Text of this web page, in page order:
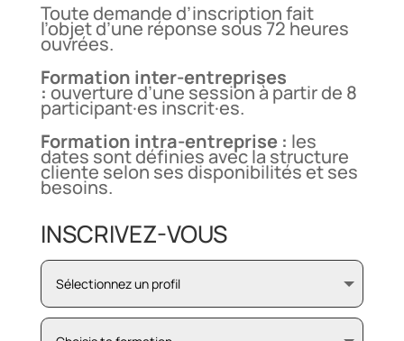
Toute demande d’inscription fait
l’objet d’une réponse sous 72 heures
ouvrées.
Formation inter-entreprises
: ouverture d’une session à partir de 8
participant·es inscrit·es.
Formation intra-entreprise : les
dates sont définies avec la structure
cliente selon ses disponibilités et ses
besoins.
INSCRIVEZ-VOUS